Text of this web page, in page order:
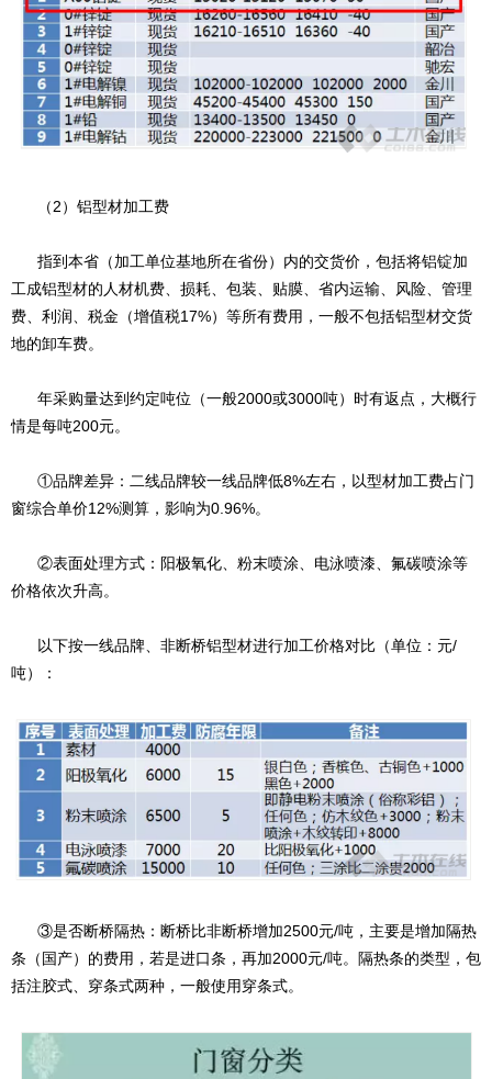
（2）铝型材加工费
指到本省（加工单位基地所在省份）内的交货价，包括将铝锭加
工成铝型材的人材机费、损耗、包装、贴膜、省内运输、风险、管理
费、利润、税金（增值税17%）等所有费用，一般不包括铝型材交货
地的卸车费。
年采购量达到约定吨位（一般2000或3000吨）时有返点，大概行
情是每吨200元。
①品牌差异：二线品牌较一线品牌低8%左右，以型材加工费占门
窗综合单价12%测算，影响为0.96%。
②表面处理方式：阳极氧化、粉末喷涂、电泳喷漆、氟碳喷涂等
价格依次升高。
以下按一线品牌、非断桥铝型材进行加工价格对比（单位：元/
吨）：
③是否断桥隔热：断桥比非断桥增加2500元/吨，主要是增加隔热
条（国产）的费用，若是进口条，再加2000元/吨。隔热条的类型，包
括注胶式、穿条式两种，一般使用穿条式。